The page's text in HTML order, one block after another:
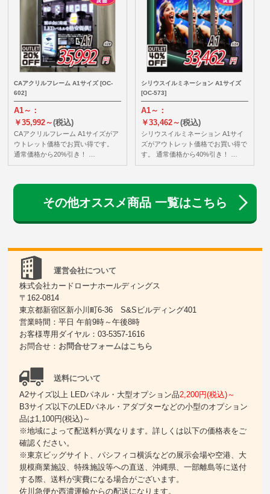
CAアクリルフレーム A1サイズ [OC-
602]
A1～：
￥35,992～(税込)
CAアクリルフレーム A1サイズがア
ウトレット価格でお買い得です。
通常価格から20%引き！ …
シリウスイルミネーション A1サイズ
[OC-573]
A1～：
￥33,462～(税込)
シリウスイルミネーション A1サイ
ズがアウトレット価格でお買い得で
す。 通常価格から40%引き！ …
その他オススメ商品 一覧はこちら
運営会社について
株式会社カードローナホールディングス
〒162-0814
東京都新宿区新小川町6-36 S&Sビルディング401
営業時間：平日 午前9時～午後8時
お客様専用ダイヤル：03-5357-1616
お問合せ： お問合せフォームはこちら
送料について
A2サイズ以上 LEDパネル・大型オプション品2,200円(税込)～
B3サイズ以下のLEDパネル・アダプターなどの小型のオプション
品は1,100円(税込)～
※地域によって配送料が異なります。詳しくは以下の価格表をご
確認ください。
※東京ビッグサイト、パシフィコ横浜などの展示会場や空港、大
規模商業施設、特殊施設等への直送、沖縄県、一部離島等に送付
する際、送料が実費になる場合がございます。
佐川急便か西濃運輸からの配送になります。